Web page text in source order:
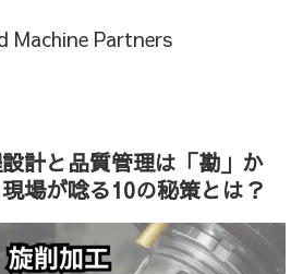
Machine Partners
計と品質管理は「勘」か
場が唸る10の秘策とは？